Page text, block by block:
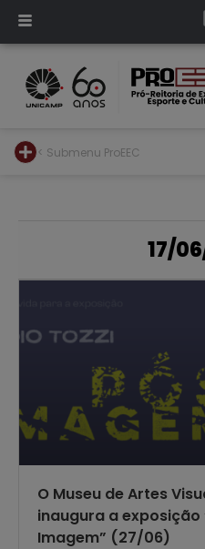
< Submenu ProEEC
17/
O Museu de Artes
inaugura a exposição
Imagem” (27/06)